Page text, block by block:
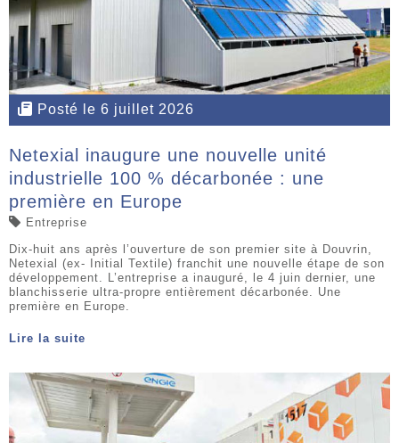
Posté le 6 juillet 2026
Netexial inaugure une nouvelle unité
industrielle 100 % décarbonée : une
première en Europe
Entreprise
Dix-huit ans après l’ouverture de son premier site à Douvrin,
Netexial (ex- Initial Textile) franchit une nouvelle étape de son
développement. L’entreprise a inauguré, le 4 juin dernier, une
blanchisserie ultra-propre entièrement décarbonée. Une
première en Europe.
Lire la suite